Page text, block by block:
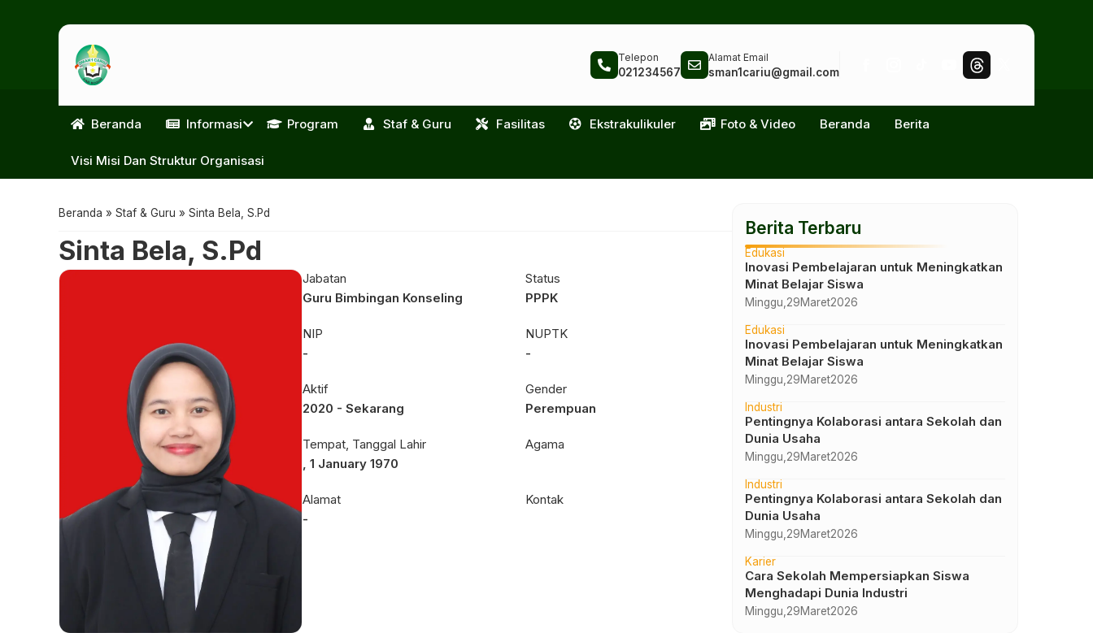
Telepon
021234567
Alamat Email
sman1cariu@gmail.com
Beranda Informasi Program Staf & Guru Fasilitas Ekstrakulikuler Foto & Video Beranda Berita
Visi Misi Dan Struktur Organisasi
Beranda » Staf & Guru » Sinta Bela, S.Pd
Sinta Bela, S.Pd
Jabatan
Guru Bimbingan Konseling
Status
PPPK
NIP
-
NUPTK
-
Aktif
2020 - Sekarang
Gender
Perempuan
Tempat, Tanggal Lahir
, 1 January 1970
Agama
Alamat
-
Kontak
Berita Terbaru
Edukasi
Inovasi Pembelajaran untuk Meningkatkan
Minat Belajar Siswa
Minggu, 29Maret2026
Edukasi
Inovasi Pembelajaran untuk Meningkatkan
Minat Belajar Siswa
Minggu, 29Maret2026
Industri
Pentingnya Kolaborasi antara Sekolah dan
Dunia Usaha
Minggu, 29Maret2026
Industri
Pentingnya Kolaborasi antara Sekolah dan
Dunia Usaha
Minggu, 29Maret2026
Karier
Cara Sekolah Mempersiapkan Siswa
Menghadapi Dunia Industri
Minggu, 29Maret2026